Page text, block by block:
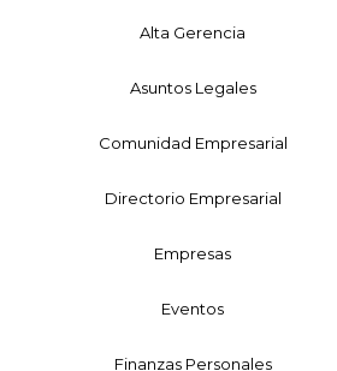
Alta Gerencia
Asuntos Legales
Comunidad Empresarial
Directorio Empresarial
Empresas
Eventos
Finanzas Personales